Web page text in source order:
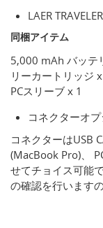
LAER
同梱アイテム
5,000 mAh バッテ
リーカートリッジ
PCスリーブ x 1
コネクターオ
コネクターはUSB
(MacBook Pro)、
せてチョイス可能
の確認を行います